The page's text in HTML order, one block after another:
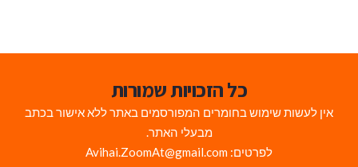
כל הזכויות שמורות
אין לעשות שימוש בחומרים המפורסמים באתר ללא אישור בכתב
מבעלי האתר.
לפרטים: Avihai.ZoomAt@gmail.com